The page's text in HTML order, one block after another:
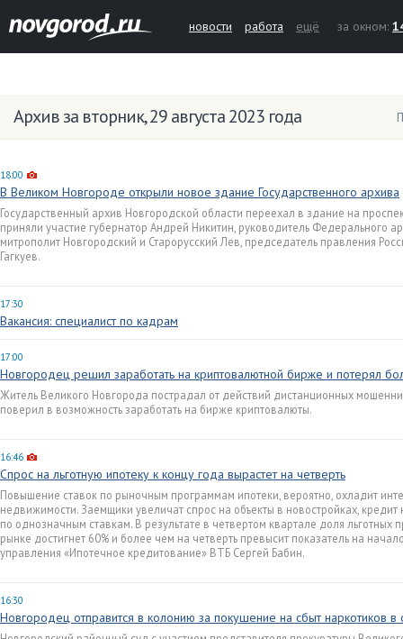
новости работа ещё за окном:
Архив за вторник, 29 августа 2023 года
18:00
В Великом Новгороде открыли новое здание Государственного архива
Государственный архив Новгородской области переехал в здание на
приняли участие губернатор Андрей Никитин, руководитель Федерального
митрополит Новгородский и Старорусский Лев, председатель правления
Гагкуев.
17:30
Вакансия: специалист по кадрам
17:00
Новгородец решил заработать на криптовалютной бирже и потерял
Житель Великого Новгорода пострадал от действий дистанционных
поверил в возможность заработать на бирже криптовалюты.
16:46
Спрос на льготную ипотеку к концу года вырастет на четверть
Повышение ставок по рыночным программам ипотеки, вероятно, охладит
недвижимости. Заемщики увеличат спрос на объекты в новостройках,
по однозначным ставкам. В результате в четвертом квартале доля
рынке достигнет 60% и более чем на четверть превысит показатель на
управления «Ипотечное кредитование» ВТБ Сергей Бабин.
16:30
Новгородец отправится в колонию за покушение на сбыт наркотиков в